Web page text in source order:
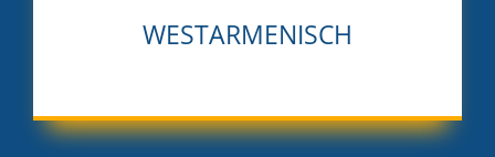
WESTARMENISCH